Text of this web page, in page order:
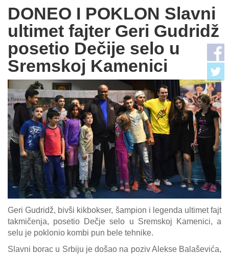
O nama
Aktuelnosti
Galerija
Projekti
Prijatelji
Kontakt
Language
DONEO I POKLON Slavni
ultimet fajter Geri Gudridž
posetio Dečije selo u
Sremskoj Kamenici
Geri Gudridž, bivši kikbokser, šampion i legenda ultimet fajt
takmičenja, posetio Dečje selo u Sremskoj Kamenici, a
selu je poklonio kombi pun bele tehnike.
Slavni borac u Srbiju je došao na poziv Alekse Balaševića,